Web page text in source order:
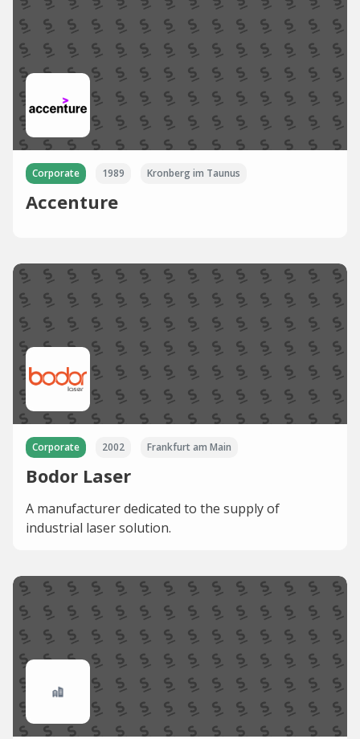
Corporate 1989 Kronberg im Taunus
Accenture
Corporate 2002 Frankfurt am Main
Bodor Laser
A manufacturer dedicated to the supply of
industrial laser solution.